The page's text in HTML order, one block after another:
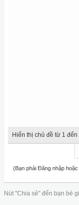
Hiển thị chủ đề từ 1 đến
(Bạn phải Đăng nhập
Nút "Chia sẻ" đến bạn bè